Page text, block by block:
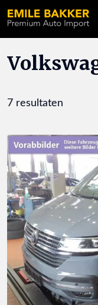
7 resultaten